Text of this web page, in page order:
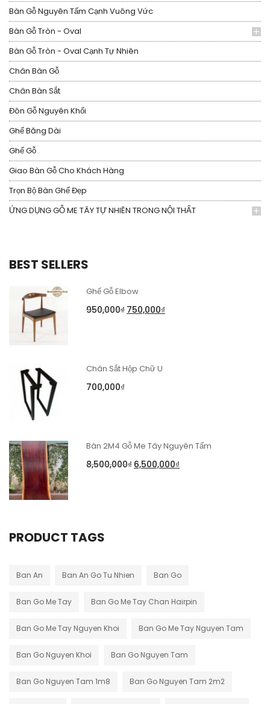
Bàn Gỗ Nguyên Tấm Cạnh Vuông Vức
Bàn Gỗ Tròn - Oval
Bàn Gỗ Tròn - Oval Cạnh Tự Nhiên
Chân Bàn Gỗ
Chân Bàn Sắt
Đôn Gỗ Nguyên Khối
Ghế Băng Dài
Ghế Gỗ
Giao Bàn Gỗ Cho Khách Hàng
Trọn Bộ Bàn Ghế Đẹp
ỨNG DỤNG GỖ ME TÂY TỰ NHIÊN TRONG NỘI THẤT
BEST SELLERS
Ghế Gỗ Elbow
950,000₫ 750,000₫
Chân Sắt Hộp Chữ U
700,000₫
Bàn 2M4 Gỗ Me Tây Nguyên Tấm
8,500,000₫ 6,500,000₫
PRODUCT TAGS
Ban An Ban An Go Tu Nhien Ban Go
Ban Go Me Tay Ban Go Me Tay Chan Hairpin
Ban Go Me Tay Nguyen Khoi Ban Go Me Tay Nguyen Tam
Ban Go Nguyen Khoi Ban Go Nguyen Tam
Ban Go Nguyen Tam 1m8 Ban Go Nguyen Tam 2m2